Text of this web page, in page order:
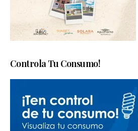
Controla Tu Consumo!